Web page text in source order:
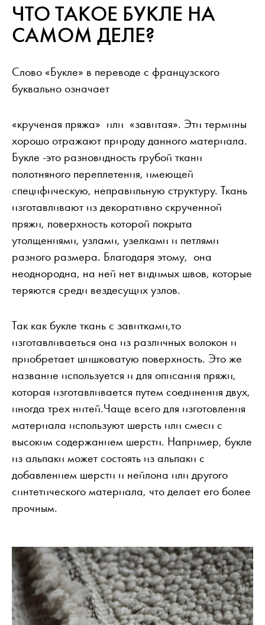
ЧТО ТАКОЕ БУКЛЕ НА
САМОМ ДЕЛЕ?
Слово «Букле» в переводе с французского
буквально означает
«крученая пряжа» или «завитая». Эти термины
хорошо отражают природу данного материала.
Букле -это разновидность грубой ткани
полотняного переплетения, имеющей
специфическую, неправильную структуру. Ткань
изготавливают из декоративно скрученной
пряжи, поверхность которой покрыта
утолщениями, узлами, узелками и петлями
разного размера. Благодаря этому, она
неоднородна, на ней нет видимых швов, которые
теряются среди вездесущих узлов.
Так как букле ткань с завитками,то
изготавливаеться она из различных волокон и
приобретает шишковатую поверхность. Это же
название используется и для описания пряжи,
которая изготавливается путем соединения двух,
иногда трех нитей.Чаще всего для изготовления
материала используют шерсть или смеси с
высоким содержанием шерсти. Например, букле
из альпаки может состоять из альпаки с
добавлением шерсти и нейлона или другого
синтетического материала, что делает его более
прочным.